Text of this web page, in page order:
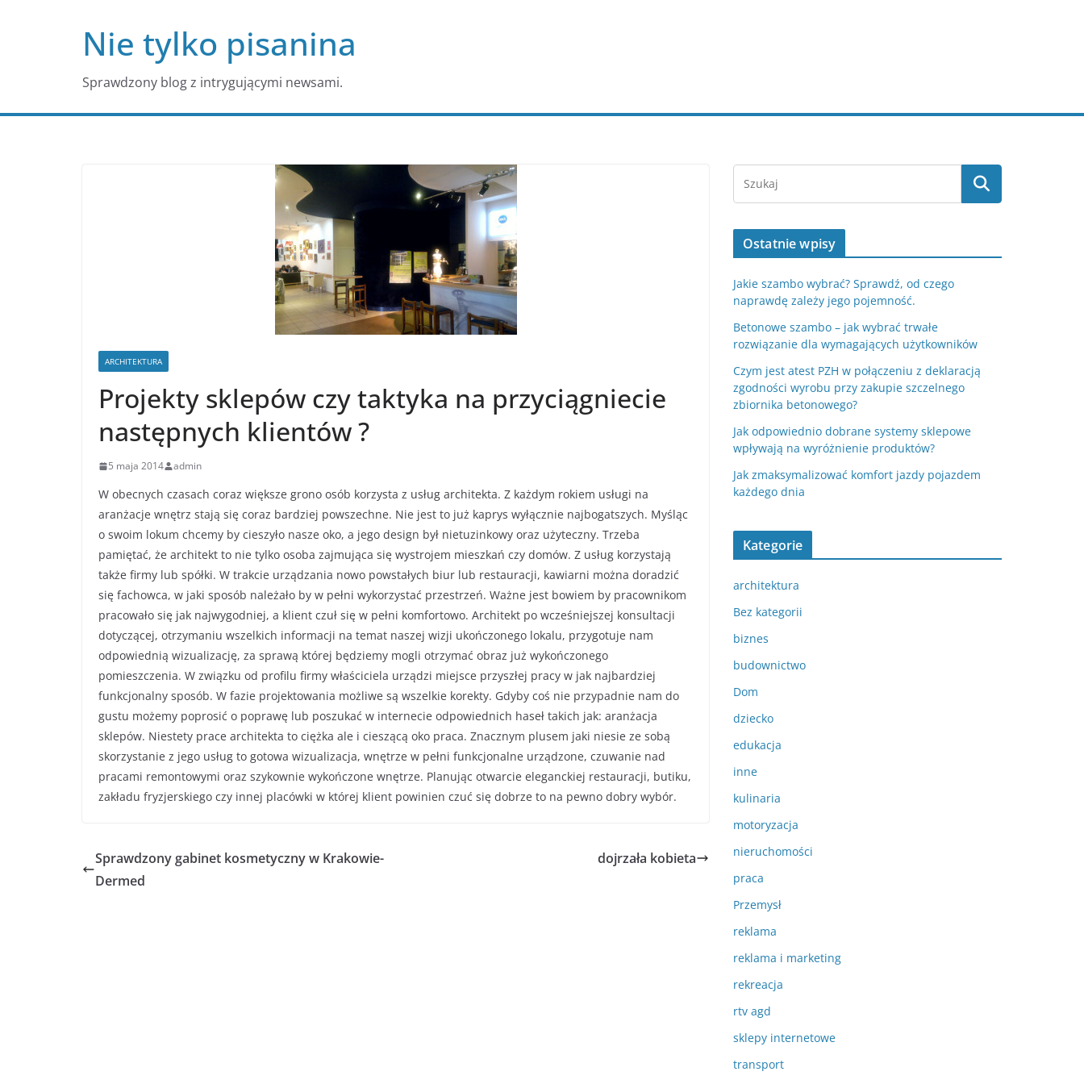
Nie tylko pisanina
Sprawdzony blog z intrygującymi newsami.
ARCHITEKTURA
Projekty sklepów czy taktyka na przyciągniecie
następnych klientów ?
5 maja 2014 admin
W obecnych czasach coraz większe grono osób korzysta z usług architekta. Z każdym rokiem usługi na
aranżacje wnętrz stają się coraz bardziej powszechne. Nie jest to już kaprys wyłącznie najbogatszych. Myśląc
o swoim lokum chcemy by cieszyło nasze oko, a jego design był nietuzinkowy oraz użyteczny. Trzeba
pamiętać, że architekt to nie tylko osoba zajmująca się wystrojem mieszkań czy domów. Z usług korzystają
także firmy lub spółki. W trakcie urządzania nowo powstałych biur lub restauracji, kawiarni można doradzić
się fachowca, w jaki sposób należało by w pełni wykorzystać przestrzeń. Ważne jest bowiem by pracownikom
pracowało się jak najwygodniej, a klient czuł się w pełni komfortowo. Architekt po wcześniejszej konsultacji
dotyczącej, otrzymaniu wszelkich informacji na temat naszej wizji ukończonego lokalu, przygotuje nam
odpowiednią wizualizację, za sprawą której będziemy mogli otrzymać obraz już wykończonego
pomieszczenia. W związku od profilu firmy właściciela urządzi miejsce przyszłej pracy w jak najbardziej
funkcjonalny sposób. W fazie projektowania możliwe są wszelkie korekty. Gdyby coś nie przypadnie nam do
gustu możemy poprosić o poprawę lub poszukać w internecie odpowiednich haseł takich jak: aranżacja
sklepów. Niestety prace architekta to ciężka ale i cieszącą oko praca. Znacznym plusem jaki niesie ze sobą
skorzystanie z jego usług to gotowa wizualizacja, wnętrze w pełni funkcjonalne urządzone, czuwanie nad
pracami remontowymi oraz szykownie wykończone wnętrze. Planując otwarcie eleganckiej restauracji, butiku,
zakładu fryzjerskiego czy innej placówki w której klient powinien czuć się dobrze to na pewno dobry wybór.
Sprawdzony gabinet kosmetyczny w Krakowie-
Dermed
dojrzała kobieta
Ostatnie wpisy
Jakie szambo wybrać? Sprawdź, od czego
naprawdę zależy jego pojemność.
Betonowe szambo – jak wybrać trwałe
rozwiązanie dla wymagających użytkowników
Czym jest atest PZH w połączeniu z deklaracją
zgodności wyrobu przy zakupie szczelnego
zbiornika betonowego?
Jak odpowiednio dobrane systemy sklepowe
wpływają na wyróżnienie produktów?
Jak zmaksymalizować komfort jazdy pojazdem
każdego dnia
Kategorie
architektura
Bez kategorii
biznes
budownictwo
Dom
dziecko
edukacja
inne
kulinaria
motoryzacja
nieruchomości
praca
Przemysł
reklama
reklama i marketing
rekreacja
rtv agd
sklepy internetowe
transport